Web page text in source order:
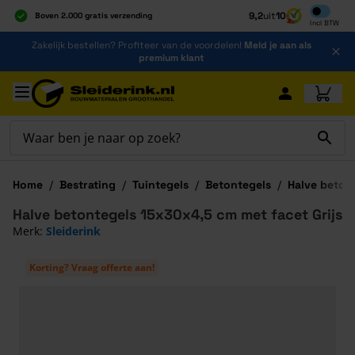
Boven 2.000 gratis verzending
Al 40 jaar dé specialist
Alles onder één dak
9,2uit10
Incl BTW
Inclusief
Ga naar de inhoud
Zakelijk bestellen? Profiteer van de voordelen! Meld je aan als
premium klant
Ga naar hoofdinhoud
Home / Bestrating / Tuintegels / Betontegels / Halve
Korting? Vraag offerte aan!
Halve betontegels 15x30x4,5 cm met facet Grijs
Merk: Sleiderink